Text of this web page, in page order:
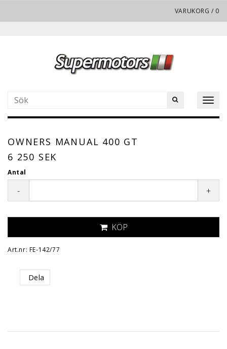
VARUKORG / 0
Toggle
OWNERS MANUAL 400 GT
6 250 SEK
Antal
- +
KÖP
Art.nr: FE-142/77
Dela